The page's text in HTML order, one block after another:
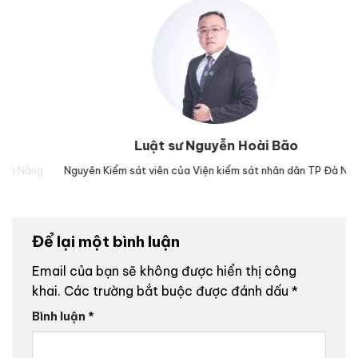
Luật sư Nguyễn Hoài Bão
Nguyên Kiểm sát viên của Viện kiểm sát nhân dân TP Đà Nẵng.
Để lại một bình luận
Email của bạn sẽ không được hiển thị công
khai. Các trường bắt buộc được đánh dấu *
Bình luận *